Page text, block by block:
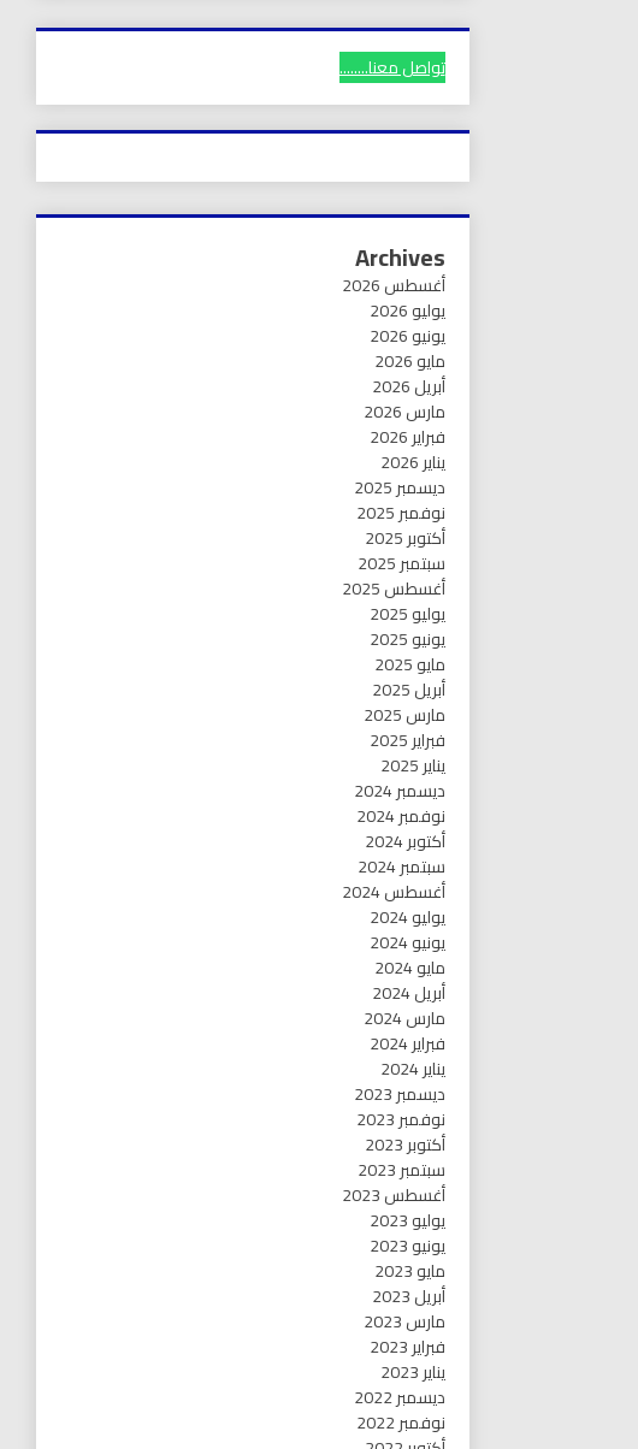
تواصل معنا........
Archives
أغسطس 2026
يوليو 2026
يونيو 2026
مايو 2026
أبريل 2026
مارس 2026
فبراير 2026
يناير 2026
ديسمبر 2025
نوفمبر 2025
أكتوبر 2025
سبتمبر 2025
أغسطس 2025
يوليو 2025
يونيو 2025
مايو 2025
أبريل 2025
مارس 2025
فبراير 2025
يناير 2025
ديسمبر 2024
نوفمبر 2024
أكتوبر 2024
سبتمبر 2024
أغسطس 2024
يوليو 2024
يونيو 2024
مايو 2024
أبريل 2024
مارس 2024
فبراير 2024
يناير 2024
ديسمبر 2023
نوفمبر 2023
أكتوبر 2023
سبتمبر 2023
أغسطس 2023
يوليو 2023
يونيو 2023
مايو 2023
أبريل 2023
مارس 2023
فبراير 2023
يناير 2023
ديسمبر 2022
نوفمبر 2022